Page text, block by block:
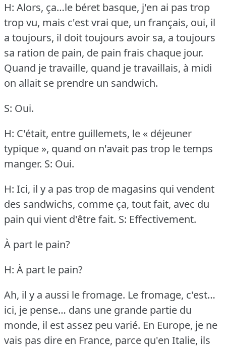
H: Alors, ça…le béret basque, j'en ai pas trop
trop vu, mais c'est vrai que, un français, oui, il
a toujours, il doit toujours avoir sa, a toujours
sa ration de pain, de pain frais chaque jour.
Quand je travaille, quand je travaillais, à midi
on allait se prendre un sandwich.
S: Oui.
H: C'était, entre guillemets, le « déjeuner
typique », quand on n'avait pas trop le temps
manger. S: Oui.
H: Ici, il y a pas trop de magasins qui vendent
des sandwichs, comme ça, tout fait, avec du
pain qui vient d'être fait. S: Effectivement.
À part le pain?
H: À part le pain?
Ah, il y a aussi le fromage. Le fromage, c'est…
ici, je pense… dans une grande partie du
monde, il est assez peu varié. En Europe, je ne
vais pas dire en France, parce qu'en Italie, ils